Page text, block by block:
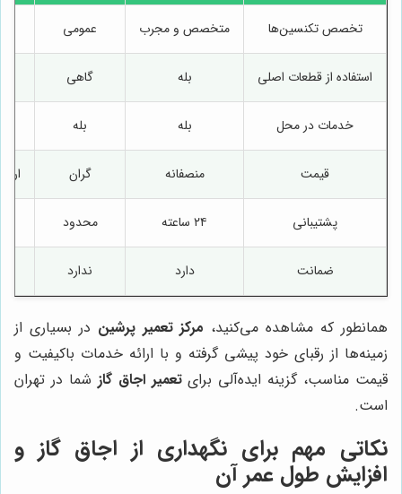
تخصص تکنسین‌ها متخصص و مجرب عمومی
استفاده از قطعات اصلی بله گاهی
خدمات در محل بله بله
قیمت منصفانه گران
پشتیبانی ۲۴ ساعته محدود
ضمانت دارد ندارد
همانطور که مشاهده می‌کنید، مرکز تعمیر پرشین در بسیاری از
زمینه‌ها از رقبای خود پیشی گرفته و با ارائه خدمات باکیفیت و
قیمت مناسب، گزینه ایده‌آلی برایتعمیر اجاق گاز شما در تهران
است.
نکاتی مهم برای نگهداری از اجاق گاز و
افزایش طول عمر آن